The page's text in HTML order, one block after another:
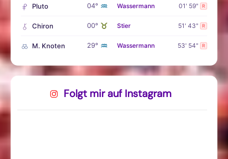
Pluto 04° ♒ Wassermann 01' 59" R
Chiron 00° ♉ Stier 51' 43" R
M. Knoten 29° ♒ Wassermann 53' 54" R
Folgt mir auf Instagram